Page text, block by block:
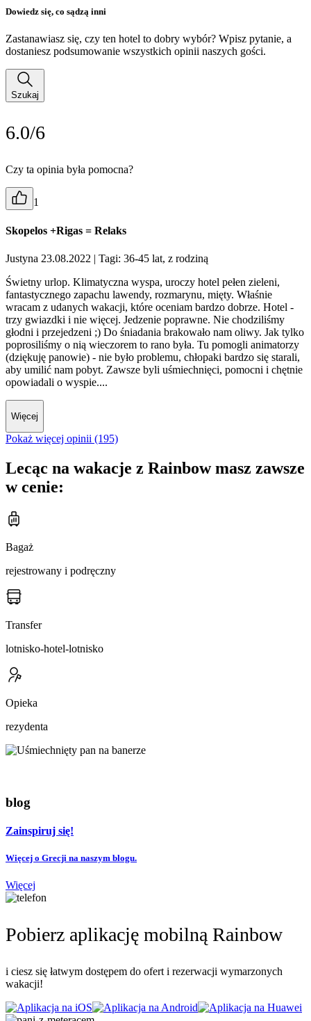
Dowiedz się, co sądzą inni
Zastanawiasz się, czy ten hotel to dobry wybór? Wpisz pytanie, a
dostaniesz podsumowanie wszystkich opinii naszych gości.
Szukaj
6.0/6
Czy ta opinia była pomocna?
1
Skopelos +Rigas = Relaks
Justyna 23.08.2022 | Tagi: 36-45 lat, z rodziną
Świetny urlop. Klimatyczna wyspa, uroczy hotel pełen zieleni,
fantastycznego zapachu lawendy, rozmarynu, mięty. Właśnie
wracam z udanych wakacji, które oceniam bardzo dobrze. Hotel -
trzy gwiazdki i nie więcej. Jedzenie poprawne. Nie chodziliśmy
głodni i przejedzeni ;) Do śniadania brakowało nam oliwy. Jak tylko
poprosiliśmy o nią wieczorem to rano była. Tu pomogli animatorzy
(dziękuję panowie) - nie było problemu, chłopaki bardzo się starali,
aby umilić nam pobyt. Zawsze byli uśmiechnięci, pomocni i chętnie
opowiadali o wyspie....
Więcej
Pokaż więcej opinii (195)
Lecąc na wakacje z Rainbow masz zawsze
w cenie:
Bagaż
rejestrowany i podręczny
Transfer
lotnisko-hotel-lotnisko
Opieka
rezydenta
blog
Zainspiruj się!
Więcej o Grecji na naszym blogu.
Więcej
Pobierz aplikację mobilną Rainbow
i ciesz się łatwym dostępem do ofert i rezerwacji wymarzonych
wakacji!